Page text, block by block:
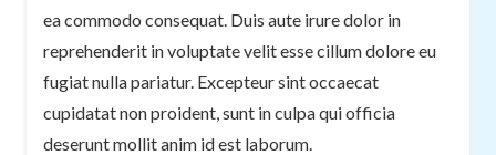
ea commodo consequat. Duis aute irure dolor in
reprehenderit in voluptate velit esse cillum dolore eu
fugiat nulla pariatur. Excepteur sint occaecat
cupidatat non proident, sunt in culpa qui officia
deserunt mollit anim id est laborum.